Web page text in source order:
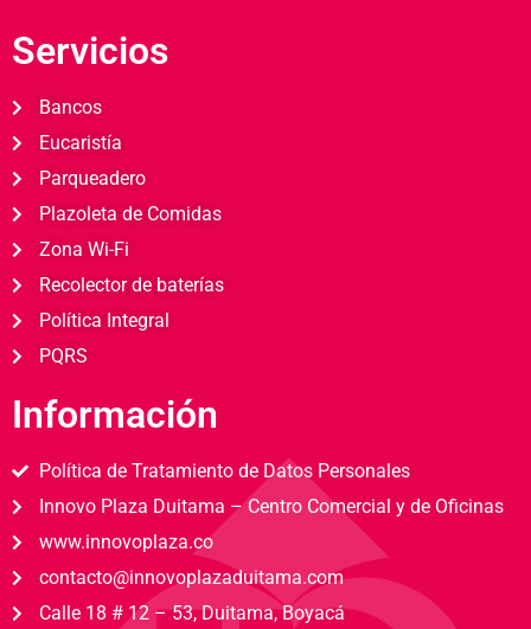
Servicios
Bancos
Eucaristía
Parqueadero
Plazoleta de Comidas
Zona Wi-Fi
Recolector de baterías
Política Integral
PQRS
Información
Política de Tratamiento de Datos Personales
Innovo Plaza Duitama – Centro Comercial y de Oficinas
www.innovoplaza.co
contacto@innovoplazaduitama.com
Calle 18 # 12 – 53, Duitama, Boyacá